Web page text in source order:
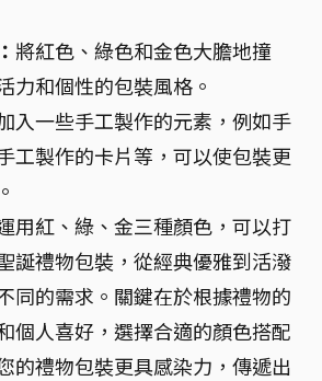
將紅色、綠色和金色大膽地撞
力和個性的包裝風格。
入一些手工製作的元素，例如手
工製作的卡片等，可以使包裝更
用紅、綠、金三種顏色，可以打
誕禮物包裝，從經典優雅到活潑
同的需求。關鍵在於根據禮物的
個人喜好，選擇合適的顏色搭配
的禮物包裝更具感染力，傳遞出